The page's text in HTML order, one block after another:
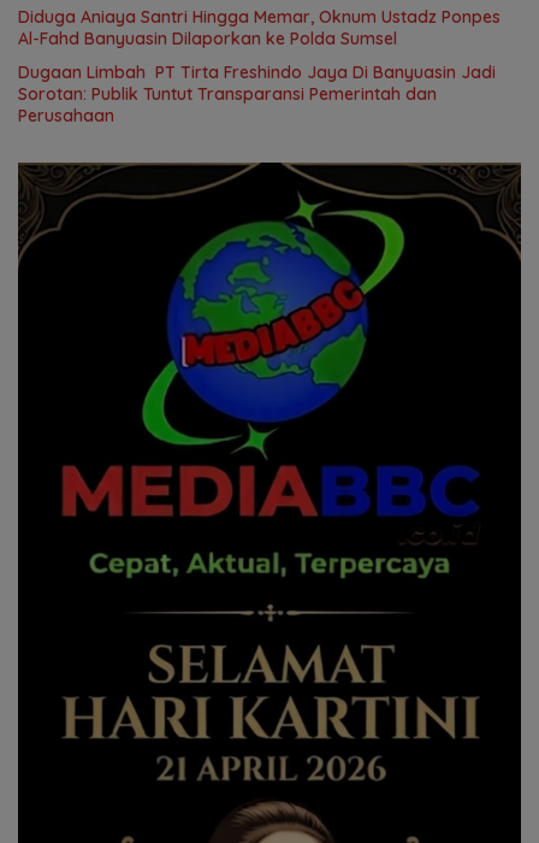
Diduga Aniaya Santri Hingga Memar, Oknum Ustadz Ponpes
Al-Fahd Banyuasin Dilaporkan ke Polda Sumsel
Dugaan Limbah PT Tirta Freshindo Jaya Di Banyuasin Jadi
Sorotan: Publik Tuntut Transparansi Pemerintah dan
Perusahaan